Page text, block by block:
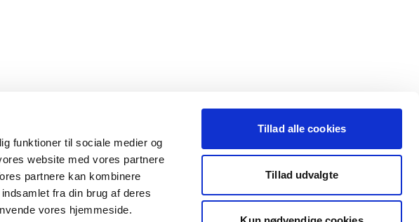
funktioner til sociale medier og
website med vores partnere
partnere kan kombinere
fra din brug af deres
vores hjemmeside.
Tillad alle cookies
Tillad udvalgte